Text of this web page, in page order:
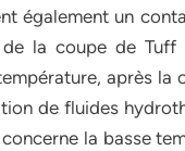
également un
la coupe de Tuff
après
de fluides
la basse